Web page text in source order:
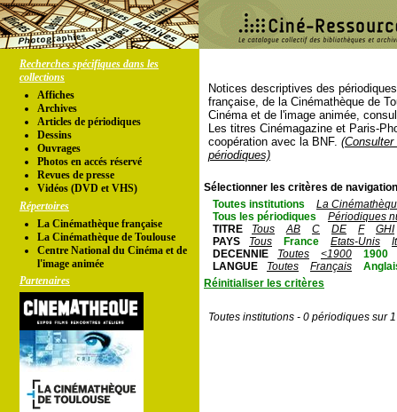
Recherches spécifiques dans les
collections
Affiches
Archives
Articles de périodiques
Dessins
Ouvrages
Photos en accés réservé
Revues de presse
Vidéos (DVD et VHS)
Répertoires
La Cinémathèque française
La Cinémathèque de Toulouse
Centre National du Cinéma et de
l'image animée
Partenaires
Notices descriptives des
française, de la Cinémathèque de
Cinéma et de l'image animée,
Les titres Cinémagazine et Paris-
coopération avec la BNF.
périodiques)
Sélectionner les critères de
Toutes institutions
La
Tous les périodiques
Périodiques
TITRE
Tous AB C DE F
GHI
PAYS
Tous France Etats-Unis
DECENNIE
Toutes <1900
1900
LANGUE
Toutes Français
Réinitialiser les critères
Toutes institutions - 0 périodiques sur